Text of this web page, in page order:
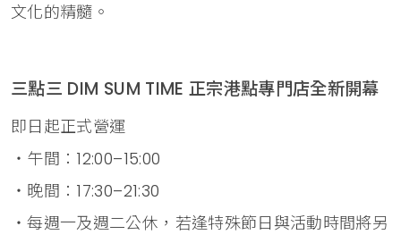
文化的精髓。
三點三 DIM SUM TIME 正宗港點專門店全新開幕
即日起正式營運
‧午間：12:00–15:00
‧晚間：17:30–21:30
‧每週一及週二公休，若逢特殊節日與活動時間將另